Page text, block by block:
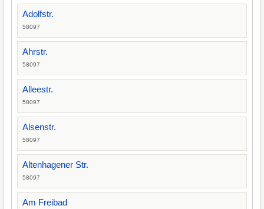
Adolfstr.
58097
Ahrstr.
58097
Alleestr.
58097
Alsenstr.
58097
Altenhagener Str.
58097
Am Freibad